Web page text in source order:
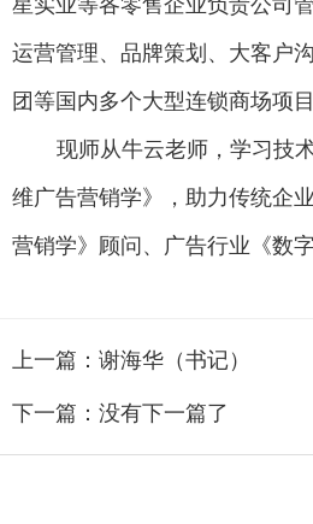
运营管理、品牌策划、大客户
团等国内多个大型连锁商场项
现师从牛云老师，学习技
维广告营销学》，助力传统企
营销学》顾问、广告行业《数
上一篇：谢海华（书记）
下一篇：没有下一篇了